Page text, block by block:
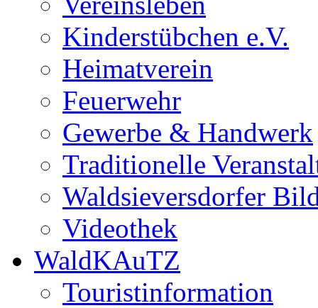
Kinderstübchen e.V.
Heimatverein
Feuerwehr
Gewerbe & Handwerk
Traditionelle
Waldsieversdorfer
Videothek
WaldKAuTZ
Touristinformation